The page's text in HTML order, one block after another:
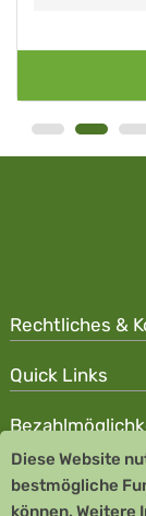
Rechtliches &
Quick Links
Copyright ©
Remedia
Diese Website
bestmögliche
können. Weitere